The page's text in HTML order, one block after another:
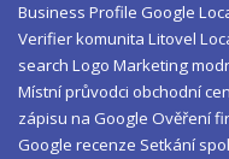
Business Profile Google
Verifierkomunita Litovel
search Logo Marketing
Místní průvodci obchodní
zápisu na Google Ověření
Google recenze Setkání